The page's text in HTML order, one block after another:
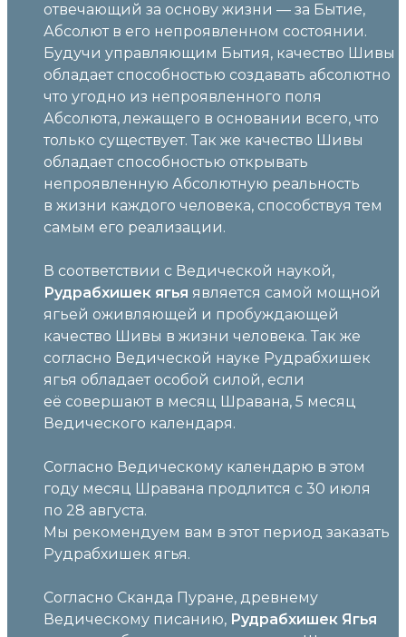
отвечающий за основу жизни — за Бытие,
Абсолют в его непроявленном состоянии.
Будучи управляющим Бытия, качество Шивы
обладает способностью создавать абсолютно
что угодно из непроявленного поля
Абсолюта, лежащего в основании всего, что
только существует. Так же качество Шивы
обладает способностью открывать
непроявленную Абсолютную реальность
в жизни каждого человека, способствуя тем
самым его реализации.
В соответствии с Ведической наукой,
Рудрабхишек ягья является самой мощной
ягьей оживляющей и пробуждающей
качество Шивы в жизни человека. Так же
согласно Ведической науке Рудрабхишек
ягья обладает особой силой, если
её совершают в месяц Шравана, 5 месяц
Ведического календаря.
Согласно Ведическому календарю в этом
году месяц Шравана продлится с 30 июля
по 28 августа.
Мы рекомендуем вам в этот период заказать
Рудрабхишек ягья.
Согласно Сканда Пуране, древнему
Ведическому писанию, Рудрабхишек Ягья